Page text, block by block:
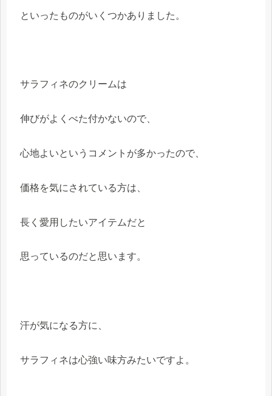
といったものがいくつかありました。
サラフィネのクリームは
伸びがよくべた付かないので、
心地よいというコメントが多かったので、
価格を気にされている方は、
長く愛用したいアイテムだと
思っているのだと思います。
汗が気になる方に、
サラフィネは心強い味方みたいですよ。